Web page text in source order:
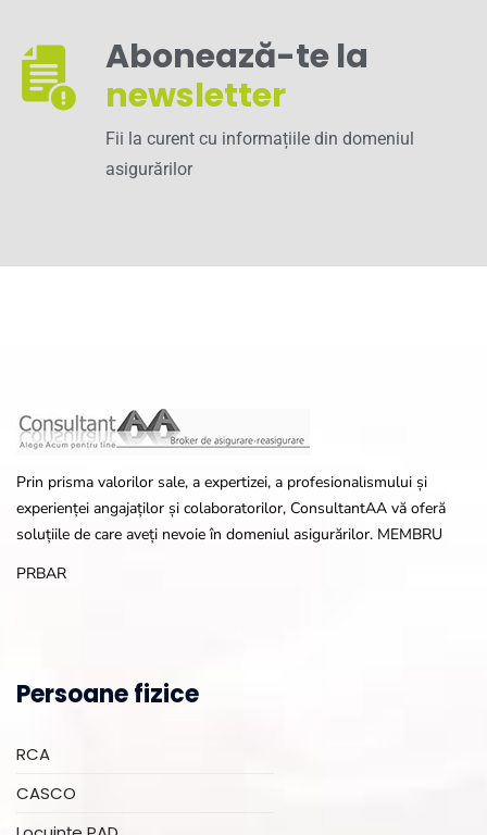
Abonează-te la
newsletter
Fii la curent cu informațiile din domeniul
asigurărilor
Prin prisma valorilor sale, a expertizei, a profesionalismului și
experienței angajaților și colaboratorilor, ConsultantAA vă oferă
soluțiile de care aveți nevoie în domeniul asigurărilor. MEMBRU
PRBAR
Persoane fizice
RCA
CASCO